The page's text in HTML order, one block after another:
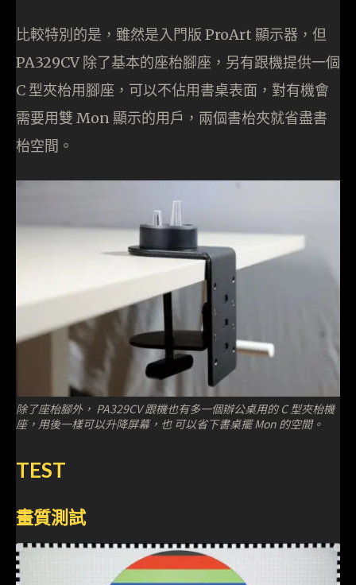
比較特別的是，雖然是入門版 ProArt 顯示器，但
PA329CV 除了基本的座枱腳座，另有跟機提供一個
C 型夾枱用腳座，可以不佔用書桌表面，對有機會
需要用雙 Mon 顯示的用戶，兩個書枱夾就省盡書
枱空間。
除了座枱腳外， PA329CV 跟機也有多一個辦公桌用的 C 型夾枱機
座，用後一樣可以升降屏幕，也 可以省下書桌擺 Mon 的空間。
TEST
畫質測試